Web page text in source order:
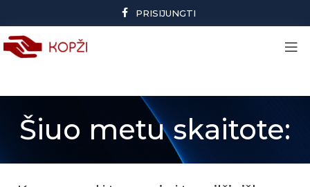
PRISIJUNGTI
Šiuo metu skaitote: